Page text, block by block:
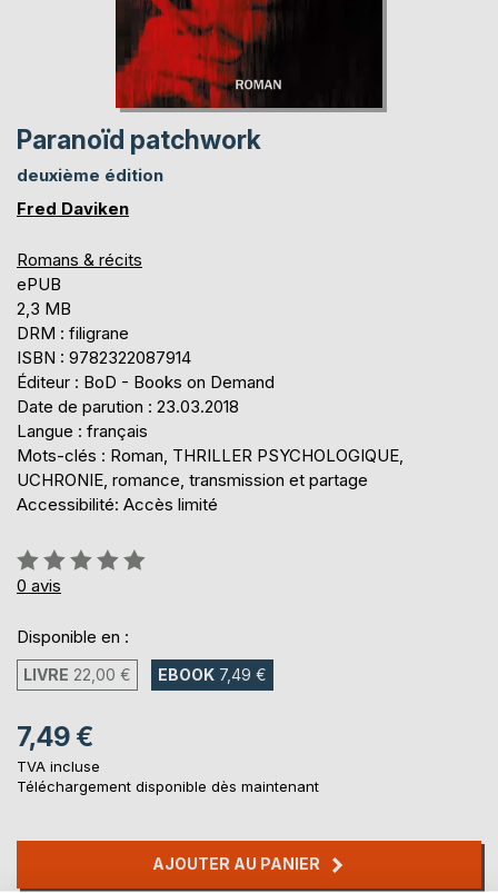
Paranoïd patchwork
deuxième édition
Fred Daviken
Romans & récits
ePUB
2,3 MB
DRM : filigrane
ISBN : 9782322087914
Éditeur : BoD - Books on Demand
Date de parution : 23.03.2018
Langue : français
Mots-clés : Roman, THRILLER PSYCHOLOGIQUE,
UCHRONIE, romance, transmission et partage
Accessibilité: Accès limité
Évaluation:
0%
0 avis
Disponible en :
LIVRE 22,00 € EBOOK 7,49 €
7,49 €
TVA incluse
Téléchargement disponible dès maintenant
AJOUTER AU PANIER